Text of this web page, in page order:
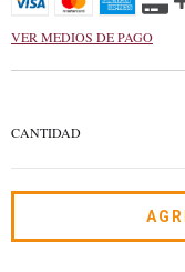
VER MEDIOS DE PAGO
CANTIDAD